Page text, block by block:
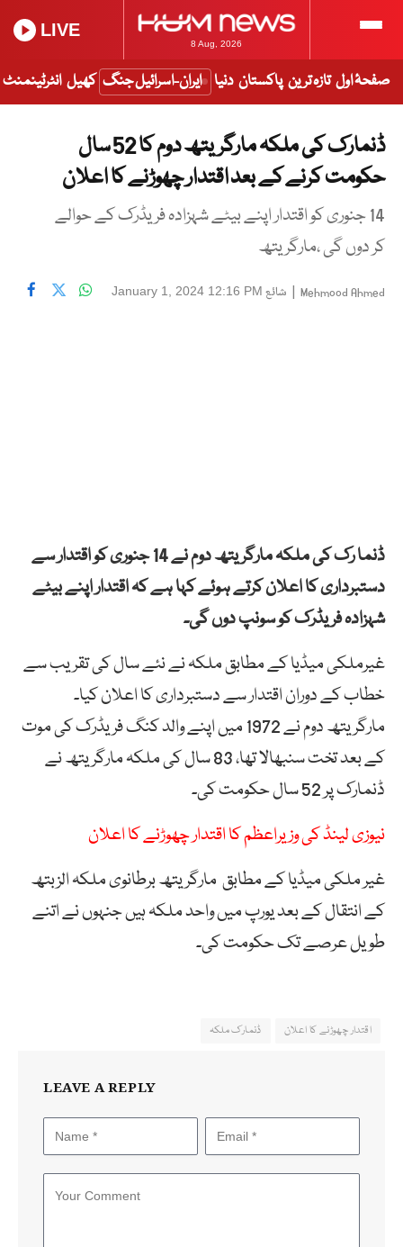
8 Aug, 2026
LIVE
صفحۂ اول تازہ ترین پاکستان دنیا ایران-اسرائیل جنگ کھیل انٹرٹینمنٹ
ڈنمارک کی ملکہ مارگریتھ دوم کا 52 سال
حکومت کرنے کے بعد اقتدار چھوڑنے کا اعلان
14 جنوری کو اقتدار اپنے بیٹے شہزادہ فریڈرک کے حوالے
کر دوں گی ،مارگریتھ
Mehmood Ahmed
| شائع January 1, 2024 12:16 PM
ڈنما رک کی ملکہ مارگریتھ دوم نے 14 جنوری کو اقتدار سے
دستبرداری کا اعلان کرتے ہوئے کہا ہے کہ اقتدار اپنے بیٹے
شہزادہ فریڈرک کو سونپ دوں گی۔
غیرملکی میڈیا کے مطابق ملکہ نے نئے سال کی تقریب سے
خطاب کے دوران اقتدار سے دستبرداری کا اعلان کیا۔
مارگریتھ دوم نے 1972 میں اپنے والد کنگ فریڈرک کی موت
کے بعد تخت سنبھالا تھا، 83 سال کی ملکہ مارگریتھ نے
ڈنمارک پر 52 سال حکومت کی۔
نیوزی لینڈ کی وزیراعظم کا اقتدار چھوڑنے کا اعلان
غیر ملکی میڈیا کے مطابق مارگریتھ برطانوی ملکہ الزبتھ
کے انتقال کے بعد یورپ میں واحد ملکہ ہیں جنہوں نے اتنے
طویل عرصے تک حکومت کی۔
اقتدار چھوڑنے کا اعلان ڈنمارک ملکہ
LEAVE A REPLY